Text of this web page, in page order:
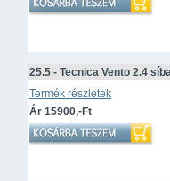
25.5 - Tecnica Vento 2.4
Termék részletek
Ár 15900,-Ft